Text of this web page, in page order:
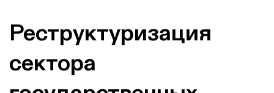
Реструктуризация
сектора